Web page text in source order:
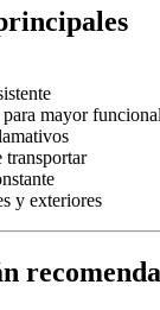
mayor
y exteriores